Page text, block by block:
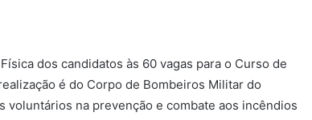
dos candidatos às 60 vagas para o Curso de
é do Corpo de Bombeiros Militar do
voluntários na prevenção e combate aos incêndios